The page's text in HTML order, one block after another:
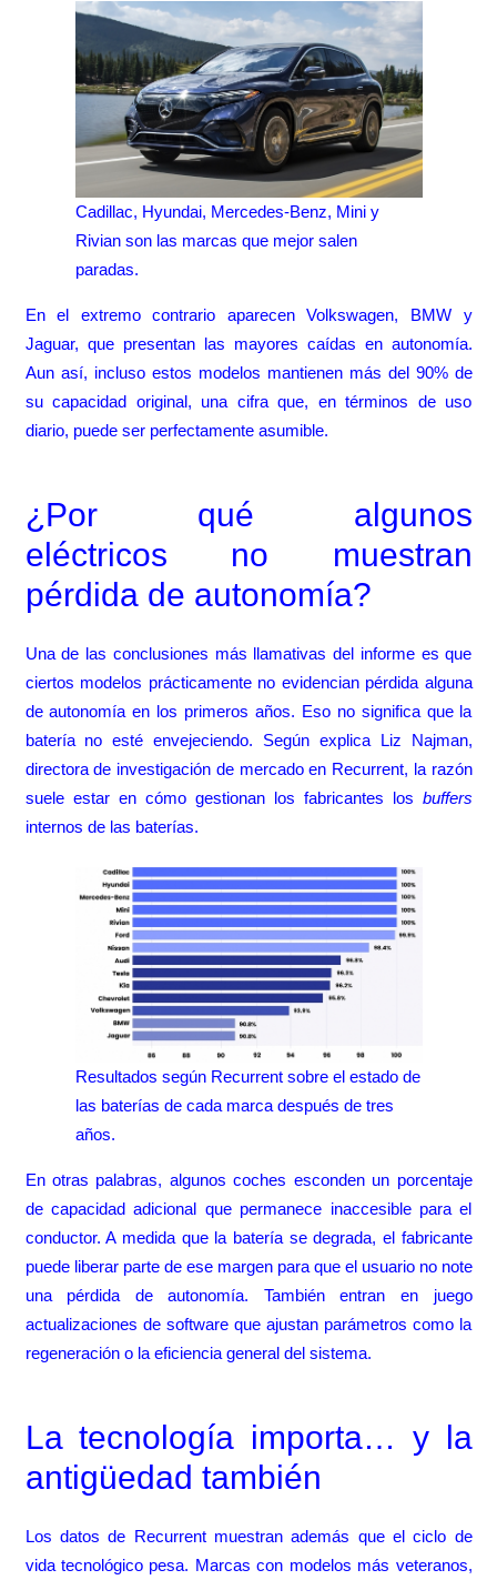
Cadillac, Hyundai, Mercedes-Benz, Mini y
Rivian son las marcas que mejor salen
paradas.
En el extremo contrario aparecen Volkswagen, BMW y
Jaguar, que presentan las mayores caídas en autonomía.
Aun así, incluso estos modelos mantienen más del 90% de
su capacidad original, una cifra que, en términos de uso
diario, puede ser perfectamente asumible.
¿Por qué algunos
eléctricos no muestran
pérdida de autonomía?
Una de las conclusiones más llamativas del informe es que
ciertos modelos prácticamente no evidencian pérdida alguna
de autonomía en los primeros años. Eso no significa que la
batería no esté envejeciendo. Según explica Liz Najman,
directora de investigación de mercado en Recurrent, la razón
suele estar en cómo gestionan los fabricantes los buffers
internos de las baterías.
Resultados según Recurrent sobre el estado de
las baterías de cada marca después de tres
años.
En otras palabras, algunos coches esconden un porcentaje
de capacidad adicional que permanece inaccesible para el
conductor. A medida que la batería se degrada, el fabricante
puede liberar parte de ese margen para que el usuario no note
una pérdida de autonomía. También entran en juego
actualizaciones de software que ajustan parámetros como la
regeneración o la eficiencia general del sistema.
La tecnología importa… y la
antigüedad también
Los datos de Recurrent muestran además que el ciclo de
vida tecnológico pesa. Marcas con modelos más veteranos,